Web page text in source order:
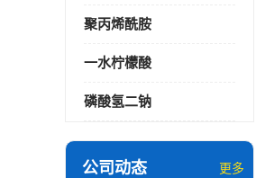
聚丙烯酰胺
一水柠檬酸
磷酸氢二钠
公司动态 更多